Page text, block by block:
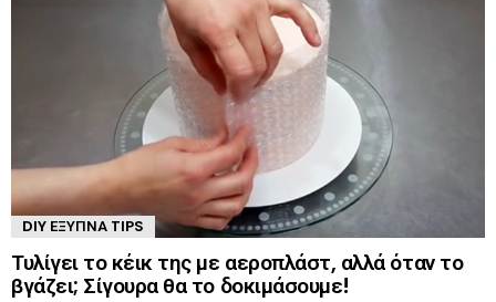
DIY ΈΞΥΠΝΑ TIPS
Τυλίγει το κέικ της με αεροπλάστ, αλλά όταν το
βγάζει; Σίγουρα θα το δοκιμάσουμε!